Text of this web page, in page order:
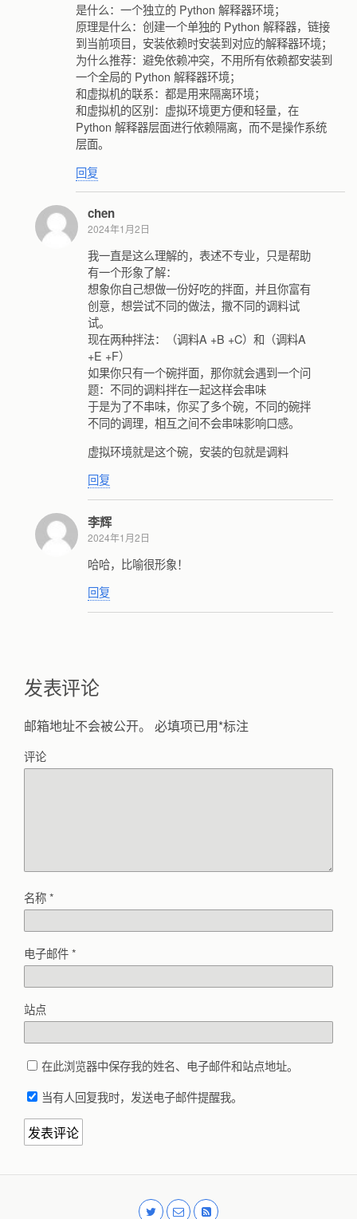
是什么：一个独立的 Python 解释器环境；
原理是什么：创建一个单独的 Python 解释器，链接
到当前项目，安装依赖时安装到对应的解释器环境；
为什么推荐：避免依赖冲突，不用所有依赖都安装到
一个全局的 Python 解释器环境；
和虚拟机的联系：都是用来隔离环境；
和虚拟机的区别：虚拟环境更方便和轻量，在
Python 解释器层面进行依赖隔离，而不是操作系统
层面。
回复
chen
2024年1月2日
我一直是这么理解的，表述不专业，只是帮助
有一个形象了解：
想象你自己想做一份好吃的拌面，并且你富有
创意，想尝试不同的做法，撒不同的调料试
试。
现在两种拌法：（调料A +B +C）和（调料A
+E +F）
如果你只有一个碗拌面，那你就会遇到一个问
题：不同的调料拌在一起这样会串味
于是为了不串味，你买了多个碗，不同的碗拌
不同的调理，相互之间不会串味影响口感。
虚拟环境就是这个碗，安装的包就是调料
回复
李辉
2024年1月2日
哈哈，比喻很形象！
回复
发表评论
邮箱地址不会被公开。 必填项已用*标注
评论
名称*
电子邮件*
站点
在此浏览器中保存我的姓名、电子邮件和站点地址。
当有人回复我时，发送电子邮件提醒我。